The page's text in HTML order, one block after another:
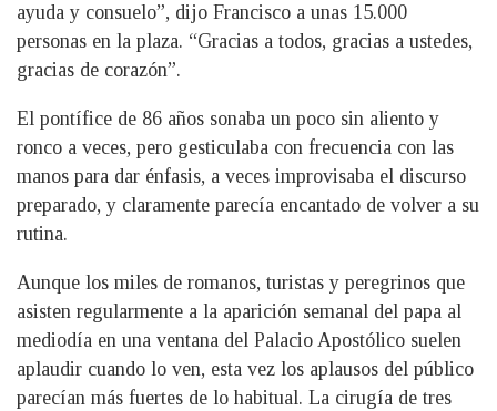
ayuda y consuelo”, dijo Francisco a unas 15.000
personas en la plaza. “Gracias a todos, gracias a ustedes,
gracias de corazón”.
El pontífice de 86 años sonaba un poco sin aliento y
ronco a veces, pero gesticulaba con frecuencia con las
manos para dar énfasis, a veces improvisaba el discurso
preparado, y claramente parecía encantado de volver a su
rutina.
Aunque los miles de romanos, turistas y peregrinos que
asisten regularmente a la aparición semanal del papa al
mediodía en una ventana del Palacio Apostólico suelen
aplaudir cuando lo ven, esta vez los aplausos del público
parecían más fuertes de lo habitual. La cirugía de tres